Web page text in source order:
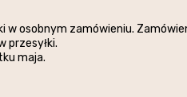
osobnym zamówieniu.
przesyłki.
maja.